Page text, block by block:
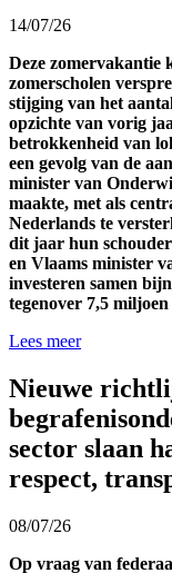
14/07/26
Deze zomervakantie
zomerscholen
stijging van het
opzichte van vorig
betrokkenheid van
een gevolg van de
minister van
maakte, met als
Nederlands te
dit jaar hun
en Vlaams minister
investeren samen
tegenover 7,5
Lees meer
Nieuwe
sector slaan
respect,
08/07/26
Op vraag van